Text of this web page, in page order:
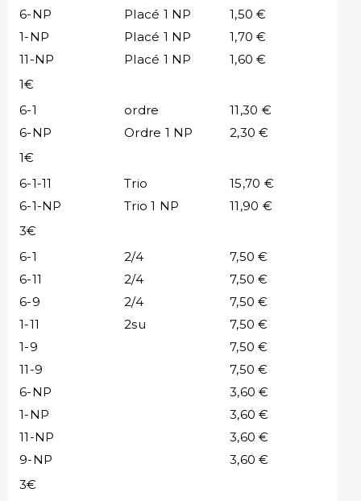
6-NP Placé 1 NP
1,50 €
1-NP
Placé 1 NP
1,70 €
11-NP
Placé 1 NP
1,60 €
1€
6-1
ordre
11,30 €
6-NP
Ordre 1 NP
2,30 €
1€
6-1-11
Trio
15,70 €
6-1-NP
Trio 1 NP
11,90 €
3€
6-1
2/4
7,50 €
6-11
2/4
7,50 €
6-9
2/4
7,50 €
1-11
2su
7,50 €
1-9
7,50 €
11-9
7,50 €
6-NP
3,60 €
1-NP
3,60 €
11-NP
3,60 €
9-NP
3,60 €
3€